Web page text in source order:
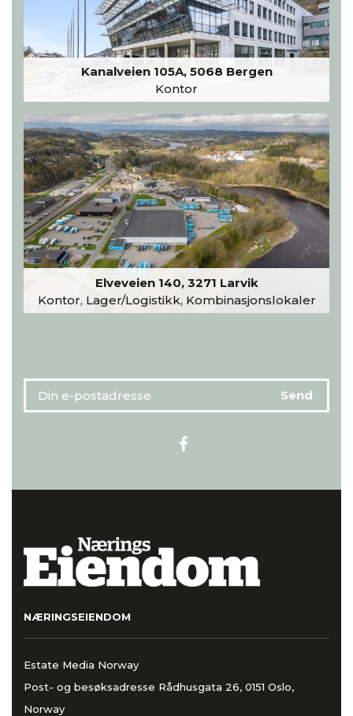
Kanalveien 105A, 5068 Bergen
Kontor
Elveveien 140, 3271 Larvik
Kontor, Lager/Logistikk, Kombinasjonslokaler
NÆRINGSEIENDOM
Estate Media Norway
Post- og besøksadresse Rådhusgata 26, 0151 Oslo,
Norway